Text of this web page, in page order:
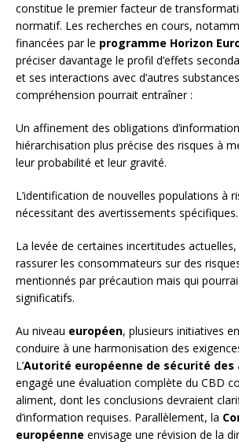
constitue le premier facteur de
normatif. Les recherches en cours,
financées par le programme Horizon
préciser davantage le profil d’effets
et ses interactions avec d’autres
compréhension pourrait entraîner :
Un affinement des obligations
hiérarchisation plus précise des risques à
leur probabilité et leur gravité.
L’identification de nouvelles populations à
nécessitant des avertissements spécifiques.
La levée de certaines incertitudes
rassurer les consommateurs sur des
mentionnés par précaution mais qui
significatifs.
Au niveau européen, plusieurs initiatives
conduire à une harmonisation des
L’Autorité européenne de sécurité des
engagé une évaluation complète du CBD
aliment, dont les conclusions devraient
d’information requises. Parallèlement, la
européenne envisage une révision de la